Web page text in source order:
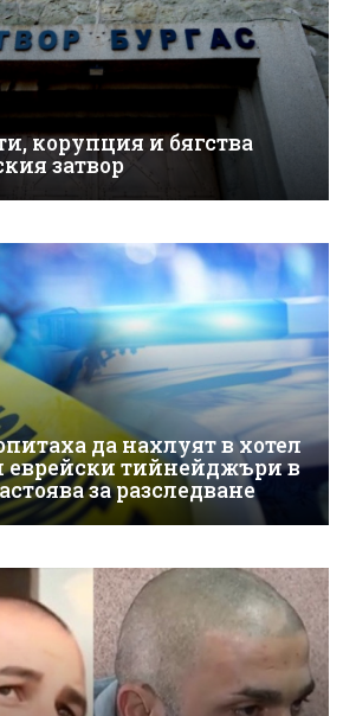
корупция и бягства
затвор
да нахлуят в хотел
еврейски тийнейджъри в
за разследване